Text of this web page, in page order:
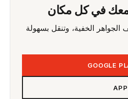
الخفية، وتنقل بسهولة